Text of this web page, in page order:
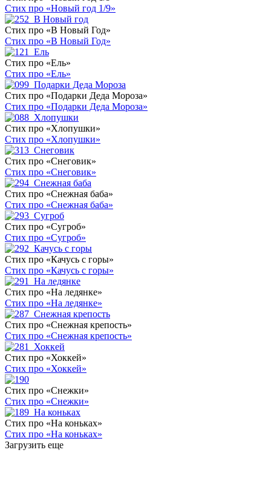
Стих про «Новый год 1/9»
Стих про «В Новый Год»
Стих про «В Новый Год»
Стих про «Ель»
Стих про «Ель»
Стих про «Подарки Деда Мороза»
Стих про «Подарки Деда Мороза»
Стих про «Хлопушки»
Стих про «Хлопушки»
Стих про «Снеговик»
Стих про «Снеговик»
Стих про «Снежная баба»
Стих про «Снежная баба»
Стих про «Сугроб»
Стих про «Сугроб»
Стих про «Качусь с горы»
Стих про «Качусь с горы»
Стих про «На ледянке»
Стих про «На ледянке»
Стих про «Снежная крепость»
Стих про «Снежная крепость»
Стих про «Хоккей»
Стих про «Хоккей»
Стих про «Снежки»
Стих про «Снежки»
Стих про «На коньках»
Стих про «На коньках»
Загрузить еще